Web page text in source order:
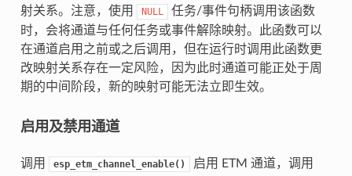
射关系。注意，使用
NULL
任务/事件句柄调用该函数
时，会将通道与任何任务或事件解除映射。此函数可以
在通道启用之前或之后调用，但在运行时调用此函数更
改映射关系存在一定风险，因为此时通道可能正处于周
期的中间阶段，新的映射可能无法立即生效。
启用及禁用通道
调用 esp_etm_channel_enable() 启用 ETM 通道，调用